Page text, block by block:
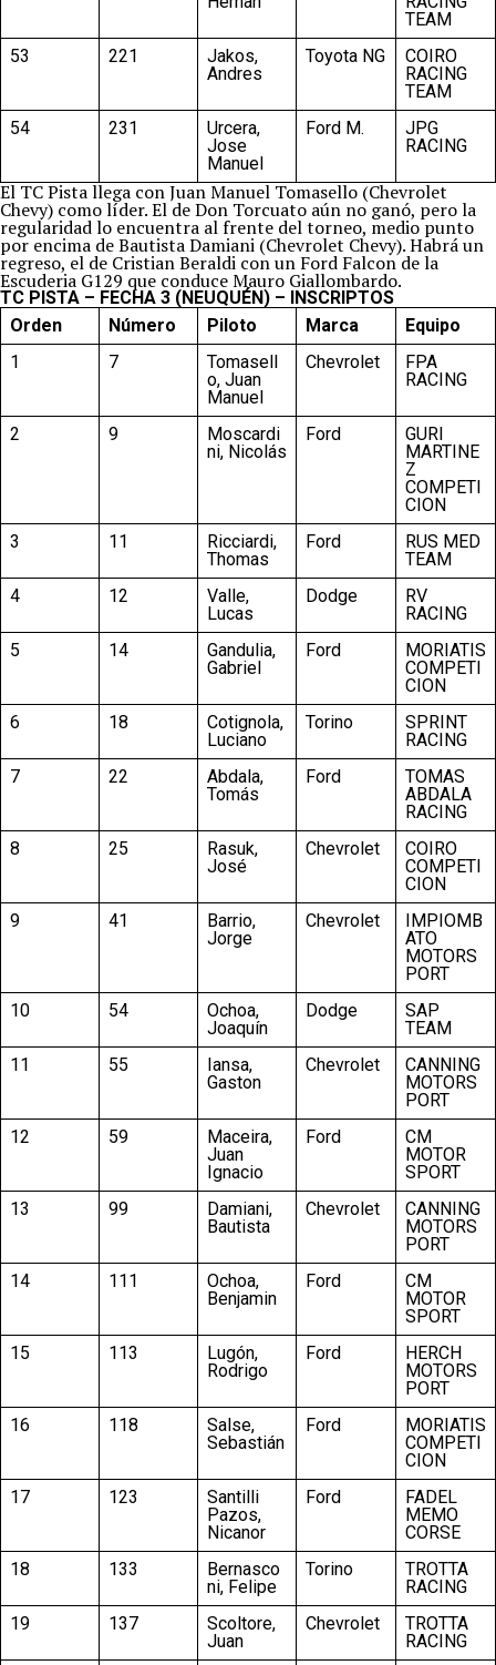
TEAM
53
221
Jakos,
Andres
Toyota NG
COIRO
RACING
TEAM
54
231
Urcera,
Jose
Manuel
Ford M.
JPG
RACING
El TC Pista llega con Juan Manuel Tomasello (Chevrolet
Chevy) como líder. El de Don Torcuato aún no ganó, pero la
regularidad lo encuentra al frente del torneo, medio punto
por encima de Bautista Damiani (Chevrolet Chevy). Habrá un
regreso, el de Cristian Beraldi con un Ford Falcon de la
Escuderia G129 que conduce Mauro Giallombardo.
TC PISTA – FECHA 3 (NEUQUÉN) – INSCRIPTOS
Orden
Número Piloto Marca
Equipo
1
7
Tomasell
o, Juan
Manuel
Chevrolet
FPA
RACING
2 9
Moscardi
ni, Nicolás
Ford
GURI
MARTINE
Z
COMPETI
CION
3
11
Ricciardi,
Thomas
Ford
RUS MED
TEAM
4
12
Valle,
Lucas
Dodge
RV
RACING
5
14
Gandulia,
Gabriel
Ford
MORIATIS
COMPETI
CION
6
18
Cotignola,
Luciano
Torino
SPRINT
RACING
7
22
Abdala,
Tomás
Ford
TOMAS
ABDALA
RACING
8
25
Rasuk,
José
Chevrolet
COIRO
COMPETI
CION
9
41
Barrio,
Jorge
Chevrolet
IMPIOMB
ATO
MOTORS
PORT
10
54
Ochoa,
Joaquín
Dodge
SAP
TEAM
11
55
Iansa,
Gaston
Chevrolet
CANNING
MOTORS
PORT
12
59
Maceira,
Juan
Ignacio
Ford
CM
MOTOR
SPORT
13
99
Damiani,
Bautista
Chevrolet
CANNING
MOTORS
PORT
14
111
Ochoa,
Benjamin
Ford
CM
MOTOR
SPORT
15
113
Lugón,
Rodrigo
Ford
HERCH
MOTORS
PORT
16
118
Salse,
Sebastián
Ford
MORIATIS
COMPETI
CION
17
123
Santilli
Pazos,
Nicanor
Ford
FADEL
MEMO
CORSE
18
133
Bernasco
ni, Felipe
Torino
TROTTA
RACING
19
137
Scoltore,
Juan
Chevrolet
TROTTA
RACING